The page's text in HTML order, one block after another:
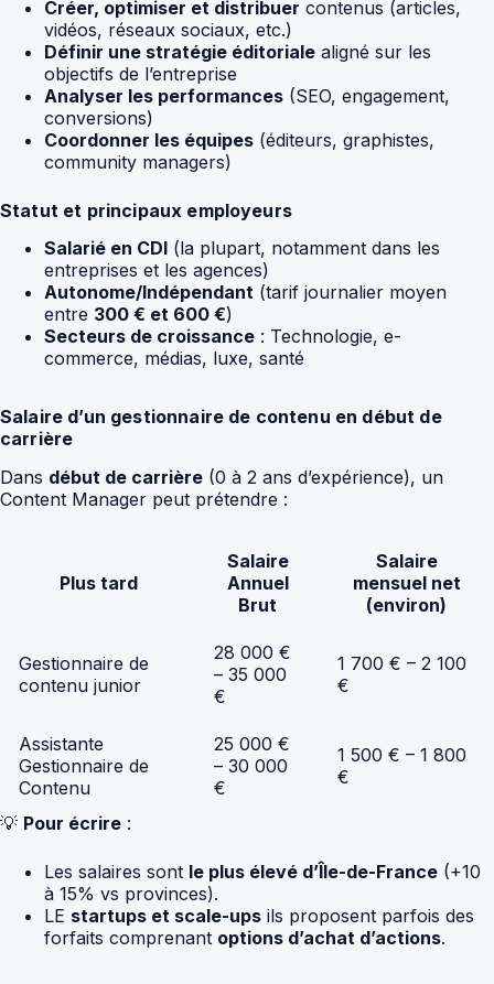
Créer, optimiser et distribuer contenus (articles,
vidéos, réseaux sociaux, etc.)
Définir une stratégie éditoriale aligné sur les
objectifs de l’entreprise
Analyser les performances (SEO, engagement,
conversions)
Coordonner les équipes (éditeurs, graphistes,
community managers)
Statut et principaux employeurs
Salarié en CDI (la plupart, notamment dans les
entreprises et les agences)
Autonome/Indépendant (tarif journalier moyen
entre 300 € et 600 €)
Secteurs de croissance : Technologie, e-
commerce, médias, luxe, santé
Salaire d’un gestionnaire de contenu en début de
carrière
Dans début de carrière (0 à 2 ans d’expérience), un
Content Manager peut prétendre :
Plus tard
Salaire
Annuel
Brut
Salaire
mensuel net
(environ)
Gestionnaire de
contenu junior
28 000 €
– 35 000
€
1 700 € – 2 100
€
Assistante
Gestionnaire de
Contenu
25 000 €
– 30 000
€
1 500 € – 1 800
€
💡 Pour écrire :
Les salaires sont le plus élevé d’Île-de-France (+10
à 15% vs provinces).
LE startups et scale-ups ils proposent parfois des
forfaits comprenant options d’achat d’actions.